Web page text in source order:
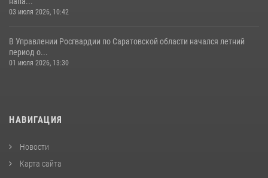
03 июля 2026, 10:42
В Управлении Росгвардии по Саратовской области начался летний
период о...
01 июля 2026, 13:30
НАВИГАЦИЯ
Новости
Карта сайта